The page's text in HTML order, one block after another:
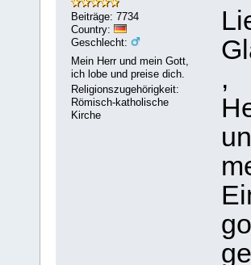
Beiträge: 7734
Country:
Geschlecht:
Mein Herr und mein Gott,
ich lobe und preise dich.
Religionszugehörigkeit:
Römisch-katholische
Kirche
,